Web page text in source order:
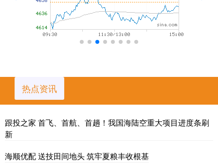
热点资讯
跟投之家 首飞、首航、首趟！我国海陆空重大项目进度条刷
新
海顺优配 送技田间地头 筑牢夏粮丰收根基